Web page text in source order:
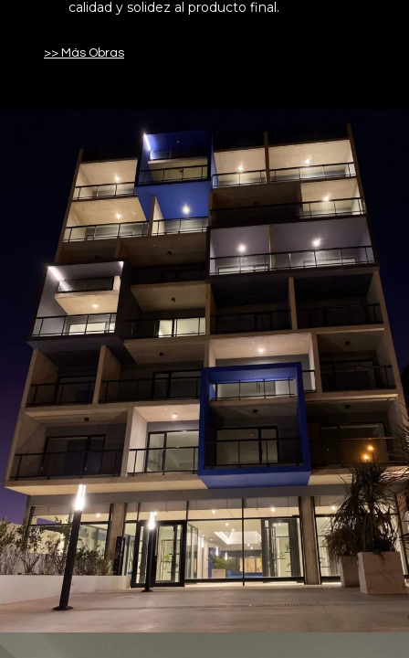
calidad y solidez al producto final.
>> Más Obras